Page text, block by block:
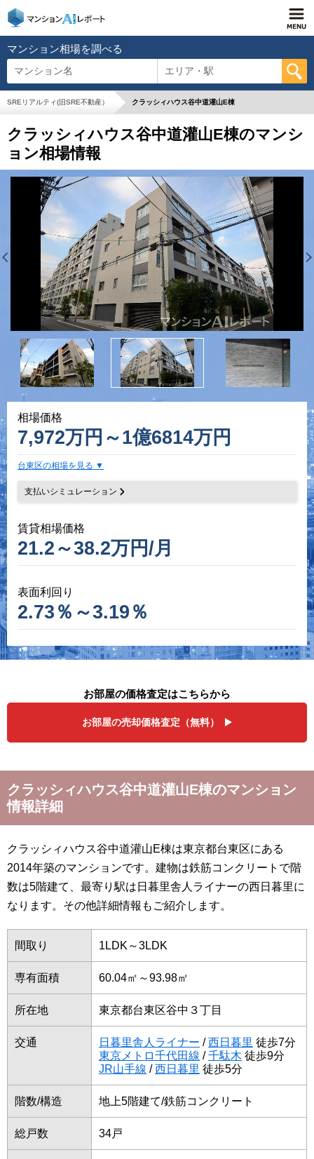
マンション相場を調べる
マンション名 エリア・駅
SREリアルティ(旧SRE不動産） クラッシィハウス谷中道灌山E棟
クラッシィハウス谷中道灌山E棟のマンシ
ョン相場情報
相場価格
7,972万円～1億6814万円
台東区の相場を見る
支払いシミュレーション
賃貸相場価格
21.2～38.2万円/月
表面利回り
2.73％～3.19％
お部屋の価格査定はこちらから
お部屋の売却価格査定（無料）
クラッシィハウス谷中道灌山E棟のマンション
情報詳細
クラッシィハウス谷中道灌山E棟は東京都台東区にある
2014年築のマンションです。建物は鉄筋コンクリートで階
数は5階建て、最寄り駅は日暮里舎人ライナーの西日暮里に
なります。その他詳細情報もご紹介します。
間取り 1LDK～3LDK
専有面積 60.04㎡～93.98㎡
所在地 東京都台東区谷中３丁目
交通 日暮里舎人ライナー /西日暮里 徒歩7分
東京メトロ千代田線 /千駄木 徒歩9分
JR山手線 /西日暮里 徒歩5分
階数/構造 地上5階建て/鉄筋コンクリート
総戸数 34戸